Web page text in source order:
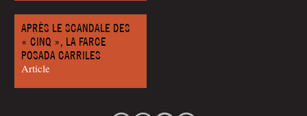
APRÈS LE SCANDALE DES
« CINQ », LA FARCE
POSADA CARRILES
Article